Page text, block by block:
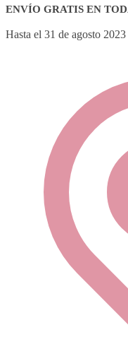
ENVÍO GRATIS EN
Hasta el 31 de agosto 2023